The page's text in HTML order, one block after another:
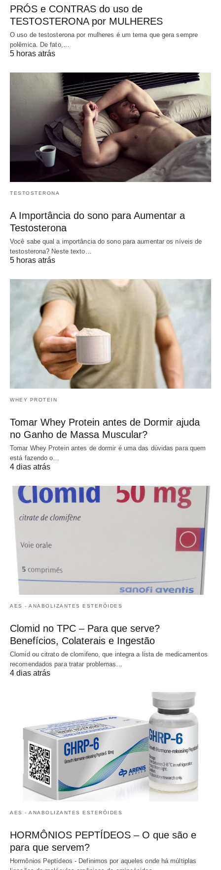
PRÓS e CONTRAS do uso de
TESTOSTERONA por MULHERES
O uso de testosterona por mulheres é um tema que gera sempre
polêmica. De fato,…
5 horas atrás
TESTOSTERONA
A Importância do sono para Aumentar a
Testosterona
Você sabe qual a importância do sono para aumentar os níveis de
testosterona? Neste texto…
5 horas atrás
WHEY PROTEIN
Tomar Whey Protein antes de Dormir ajuda
no Ganho de Massa Muscular?
Tomar Whey Protein antes de dormir é uma das dúvidas para quem
está fazendo o…
4 dias atrás
AES - ANABOLIZANTES ESTERÓIDES
Clomid no TPC – Para que serve?
Benefícios, Colaterais e Ingestão
Clomid ou citrato de clomifeno, que integra a lista de medicamentos
recomendados para tratar problemas…
4 dias atrás
AES - ANABOLIZANTES ESTERÓIDES
HORMÔNIOS PEPTÍDEOS – O que são e
para que servem?
Hormônios Peptídeos - Definimos por aqueles onde há múltiplas